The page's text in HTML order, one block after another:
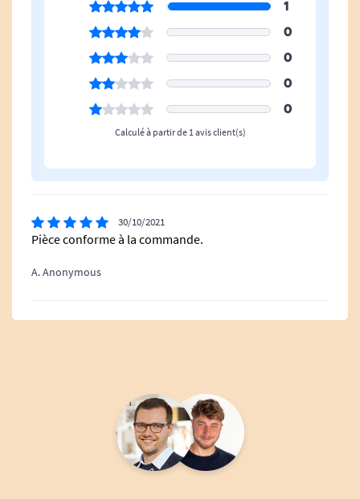
1
0
0
0
0
Calculé à partir de 1 avis client(s)
30/10/2021
Pièce conforme à la commande.
A. Anonymous